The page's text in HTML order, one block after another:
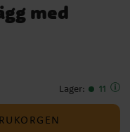
med
Lager: 11